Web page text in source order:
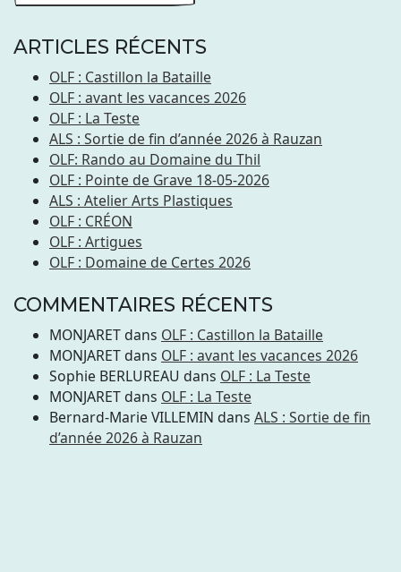
ARTICLES RÉCENTS
OLF : Castillon la Bataille
OLF : avant les vacances 2026
OLF : La Teste
ALS : Sortie de fin d’année 2026 à Rauzan
OLF: Rando au Domaine du Thil
OLF : Pointe de Grave 18-05-2026
ALS : Atelier Arts Plastiques
OLF : CRÉON
OLF : Artigues
OLF : Domaine de Certes 2026
COMMENTAIRES RÉCENTS
MONJARETdans OLF : Castillon la Bataille
MONJARETdans OLF : avant les vacances 2026
Sophie BERLUREAU dans OLF : La Teste
MONJARETdans OLF : La Teste
Bernard-Marie VILLEMIN dans ALS : Sortie de fin
d’année 2026 à Rauzan